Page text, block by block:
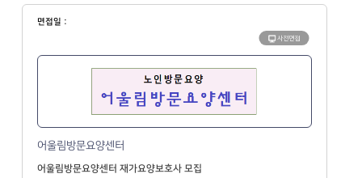
면접일 :
사전면접
어울림방문요양센터
어울림방문요양센터 재가요양보호사 모집